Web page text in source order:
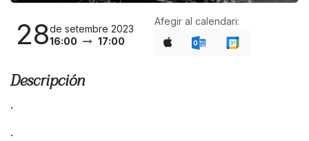
28de setembre 2023
16:00
17:00
Afegir al calendari:
Descripción
.
.